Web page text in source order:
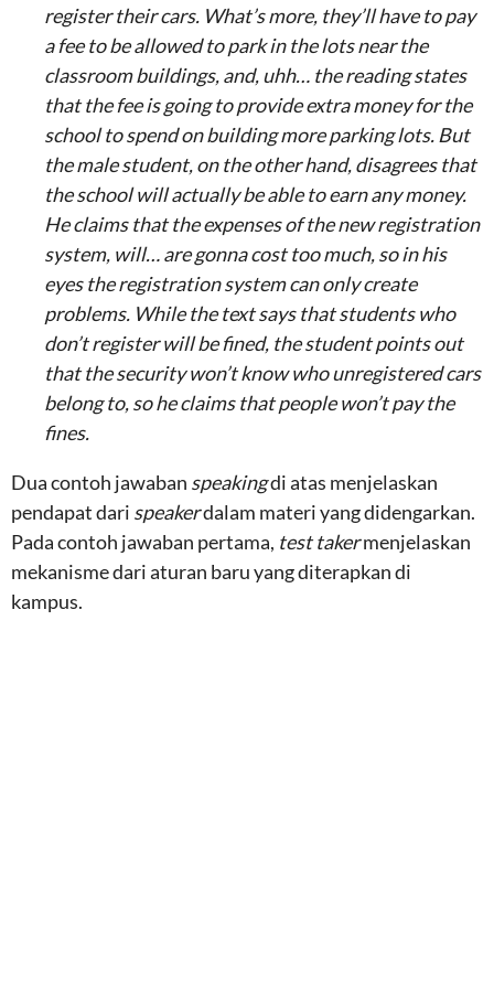
register their cars. What’s more, they’ll have to pay
a fee to be allowed to park in the lots near the
classroom buildings, and, uhh… the reading states
that the fee is going to provide extra money for the
school to spend on building more parking lots. But
the male student, on the other hand, disagrees that
the school will actually be able to earn any money.
He claims that the expenses of the new registration
system, will… are gonna cost too much, so in his
eyes the registration system can only create
problems. While the text says that students who
don’t register will be fined, the student points out
that the security won’t know who unregistered cars
belong to, so he claims that people won’t pay the
fines.
Dua contoh jawaban speakingdi atas menjelaskan
pendapat dari speakerdalam materi yang didengarkan.
Pada contoh jawaban pertama, test takermenjelaskan
mekanisme dari aturan baru yang diterapkan di
kampus.